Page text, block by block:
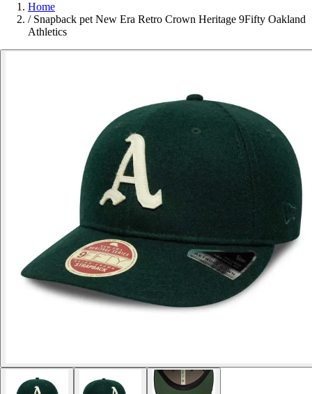
Home
/ Snapback pet New Era Retro Crown Heritage 9Fifty Oakland
Athletics